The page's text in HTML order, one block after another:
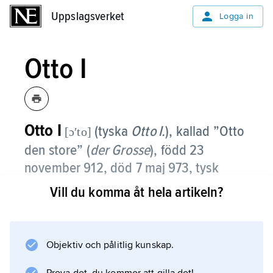
Uppslagsverket Logga in
Otto I
Otto I [ɔʹto] (tyska Otto I.), kallad ”Otto
den store” (der Grosse), född 23
november 912, död 7 maj 973, tysk
kung från 936, tysk–romersk kejsare
intressen gentemot stamhertigarna. Dessas
Vill du komma åt hela artikeln?
Objektiv och pålitlig kunskap.